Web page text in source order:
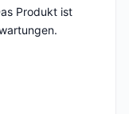
Produkt ist